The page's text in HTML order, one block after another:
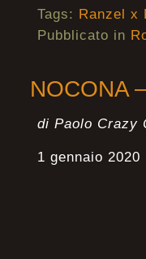
Tags: Ranzel x
Pubblicato in
NOCONA
di Paolo Crazy
1 gennaio 2020